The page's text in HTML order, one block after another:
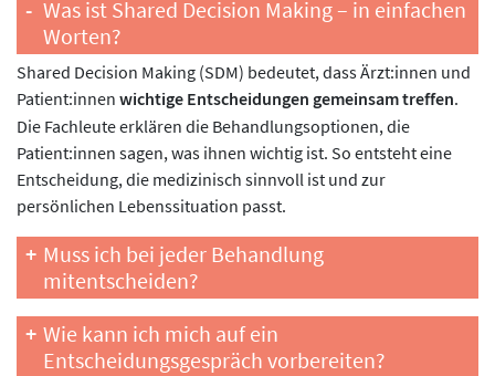
Was ist Shared Decision Making – in einfachen
Worten?
Shared Decision Making (SDM) bedeutet, dass Ärzt:innen und
Patient:innen wichtige Entscheidungen gemeinsam treffen.
Die Fachleute erklären die Behandlungsoptionen, die
Patient:innen sagen, was ihnen wichtig ist. So entsteht eine
Entscheidung, die medizinisch sinnvoll ist und zur
persönlichen Lebenssituation passt.
Muss ich bei jeder Behandlung
mitentscheiden?
Wie kann ich mich auf ein
Entscheidungsgespräch vorbereiten?